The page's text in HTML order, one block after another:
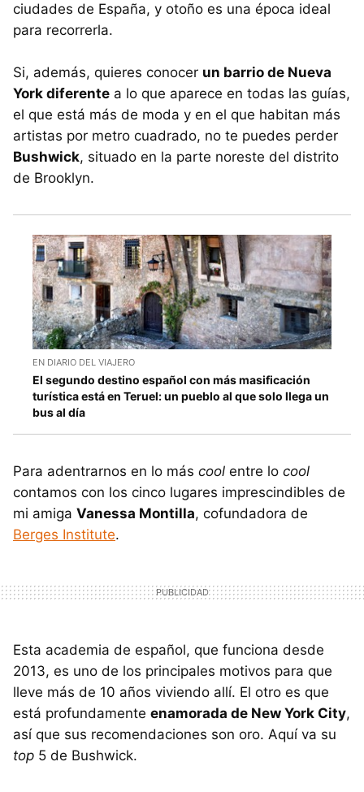
ciudades de España, y otoño es una época ideal
para recorrerla.
Si, además, quieres conocer un barrio de Nueva
York diferente a lo que aparece en todas las guías,
el que está más de moda y en el que habitan más
artistas por metro cuadrado, no te puedes perder
Bushwick, situado en la parte noreste del distrito
de Brooklyn.
EN DIARIO DEL VIAJERO
El segundo destino español con más masificación
turística está en Teruel: un pueblo al que solo llega un
bus al día
Para adentrarnos en lo más cool entre lo cool
contamos con los cinco lugares imprescindibles de
mi amiga Vanessa Montilla, cofundadora de
Berges Institute.
Esta academia de español, que funciona desde
2013, es uno de los principales motivos para que
lleve más de 10 años viviendo allí. El otro es que
está profundamente enamorada de New York City,
así que sus recomendaciones son oro. Aquí va su
top 5 de Bushwick.